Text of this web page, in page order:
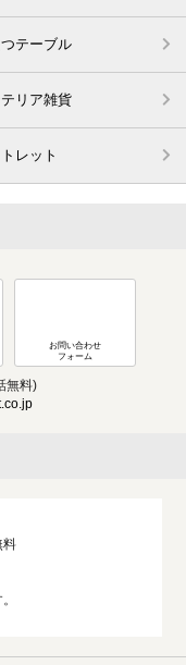
テーブル
リア雑貨
レット
お問い合わせ
フォーム
無料)
料